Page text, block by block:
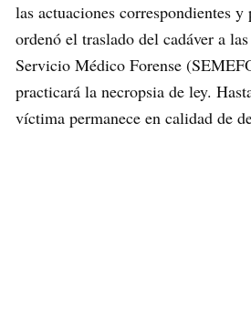
las actuaciones correspondientes y
ordenó el traslado del cadáver a
Servicio Médico Forense
practicará la necropsia de ley.
víctima permanece en calidad de